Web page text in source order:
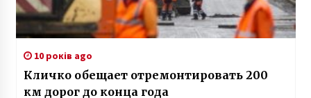
10 років ago
Кличко обещает отремонтировать 200
км дорог до конца года